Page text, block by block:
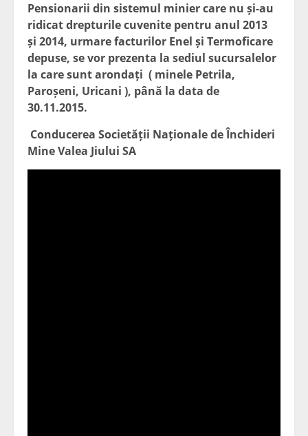
Pensionarii din sistemul minier care nu și-au
ridicat drepturile cuvenite pentru anul 2013
și 2014, urmare facturilor Enel și Termoficare
depuse, se vor prezenta la sediul sucursalelor
la care sunt arondați ( minele Petrila,
Paroșeni, Uricani ), până la data de
30.11.2015.
Conducerea Societății Naționale de Închideri
Mine Valea Jiului SA